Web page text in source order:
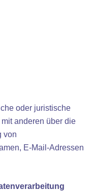
oder juristische
anderen über die
von
E-Mail-Adressen